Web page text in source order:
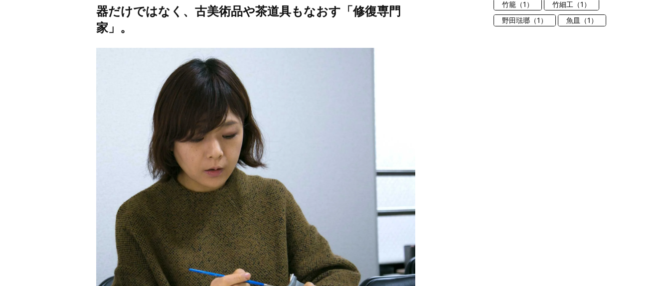
器だけではなく、古美術品や茶道具もなおす「修復専門
家」。
竹籠（1）
竹細工（1）
野田琺瑯（1）
魚皿（1）